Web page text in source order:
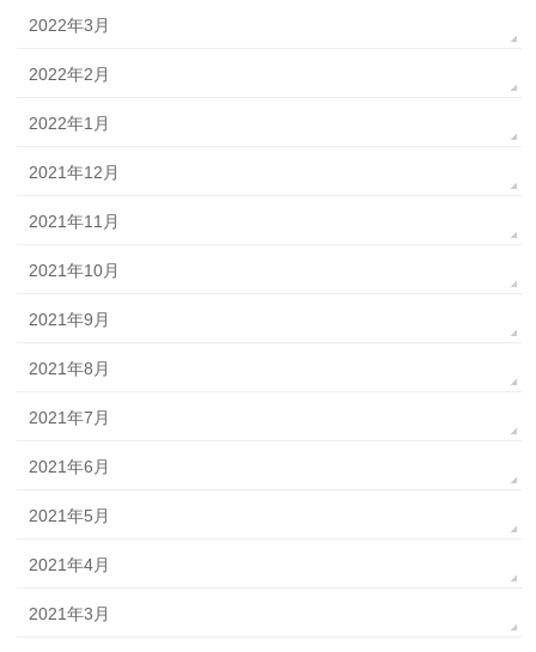
2022年3月
2022年2月
2022年1月
2021年12月
2021年11月
2021年10月
2021年9月
2021年8月
2021年7月
2021年6月
2021年5月
2021年4月
2021年3月